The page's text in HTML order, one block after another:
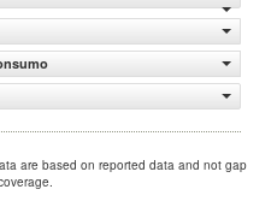
are based on reported data and not gap